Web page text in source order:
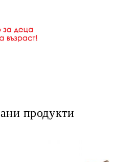
продукти